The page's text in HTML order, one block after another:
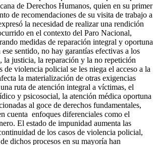
de Derechos Humanos, quien en su primer
de recomendaciones de su visita de trabajo a
la necesidad de realizar una rendición
en el contexto del Paro Nacional,
medidas de reparación integral y oportuna
sentido, no hay garantías efectivas a los
la justicia, la reparación y la no repetición
de violencia policial se les niega el acceso a la
la materialización de otras exigencias
ruta de atención integral a víctimas, el
y psicosocial, la atención médica oportuna
al goce de derechos fundamentales,
cuenta enfoques diferenciales como el
El estado de impunidad aumenta las
de los casos de violencia policial,
dichos procesos en su mayoría han